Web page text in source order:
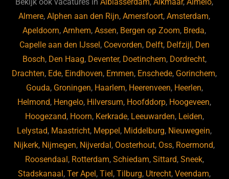
o
o
k
n
Bekijk ook vacatures inAlblasserdam,Alkmaar,Almelo,
Almere,Alphen aan den Rijn,Amersfoort,Amsterdam,
Apeldoorn,Arnhem,Assen, Bergen op Zoom, Breda,
Capelle aan den IJssel , Coevorden, Delft, Delfzijl , Den
Bosch, Den Haag, Deventer, Doetinchem, Dordrecht,
Drachten, Ede, Eindhoven, Emmen, Enschede, Gorinchem,
Gouda, Groningen, Haarlem, Heerenveen, Heerlen,
Helmond, Hengelo, Hilversum, Hoofddorp, Hoogeveen,
Hoogezand, Hoorn, Kerkrade, Leeuwarden, Leiden,
Lelystad, Maastricht, Meppel , Middelburg, Nieuwegein,
Nijkerk, Nijmegen, Nijverdal , Oosterhout, Oss, Roermond,
Roosendaal , Rotterdam, Schiedam, Sittard, Sneek,
Stadskanaal ,Ter Apel ,Tiel ,Tilburg, Utrecht,Veendam,